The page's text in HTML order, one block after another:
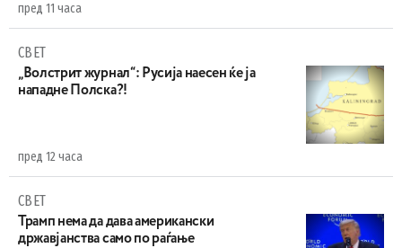
пред 11 часа
СВЕТ
„Волстрит журнал“: Русија наесен ќе ја
нападне Полска?!
пред 12 часа
СВЕТ
Трамп нема да дава американски
државјанства само по раѓање